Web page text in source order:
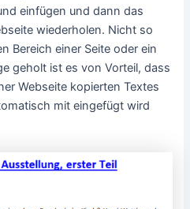
einfügen und dann das
wiederholen. Nicht so
Bereich einer Seite oder ein
geholt ist es von Vorteil, dass
Webseite kopierten Textes
mit eingefügt wird